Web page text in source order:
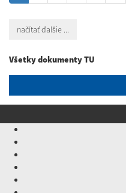
načítať ďalšie ...
Všetky dokumenty TU